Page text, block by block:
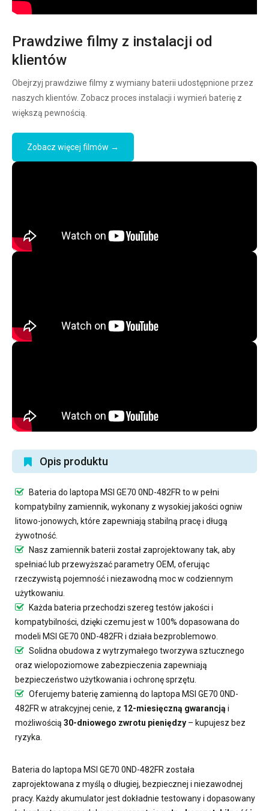
Prawdziwe filmy z instalacji od
klientów
Obejrzyj prawdziwe filmy z wymiany baterii udostępnione przez
naszych klientów. Zobacz proces instalacji i wymień baterię z
większą pewnością.
Zobacz więcej filmów →
Opis produktu
Bateria do laptopa MSI GE70 0ND-482FR to w pełni
kompatybilny zamiennik, wykonany z wysokiej jakości ogniw
litowo-jonowych, które zapewniają stabilną pracę i długą
żywotność.
Nasz zamiennik baterii został zaprojektowany tak, aby
spełniać lub przewyższać parametry OEM, oferując
rzeczywistą pojemność i niezawodną moc w codziennym
użytkowaniu.
Każda bateria przechodzi szereg testów jakości i
kompatybilności, dzięki czemu jest w 100% dopasowana do
modeli MSI GE70 0ND-482FR i działa bezproblemowo.
Solidna obudowa z wytrzymałego tworzywa sztucznego
oraz wielopoziomowe zabezpieczenia zapewniają
bezpieczeństwo użytkowania i ochronę sprzętu.
Oferujemy baterię zamienną do laptopa MSI GE70 0ND-
482FR w atrakcyjnej cenie, z 12-miesięczną gwarancją i
możliwością 30-dniowego zwrotu pieniędzy – kupujesz bez
ryzyka.
Bateria do laptopa MSI GE70 0ND-482FR została
zaprojektowana z myślą o długiej, bezpiecznej i niezawodnej
pracy. Każdy akumulator jest dokładnie testowany i dopasowany